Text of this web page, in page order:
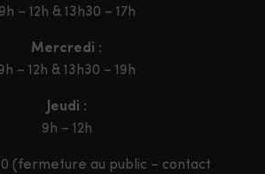
9h – 12h & 13h30 – 17h
Mercredi :
– 12h & 13h30 – 19h
Jeudi :
9h – 12h
(fermeture au public – contact